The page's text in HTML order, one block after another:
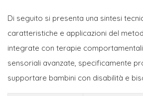
Di seguito si presenta una sintesi
caratteristiche e applicazioni del
integrate con terapie
sensoriali avanzate, specificamente
supportare bambini con disabilità e